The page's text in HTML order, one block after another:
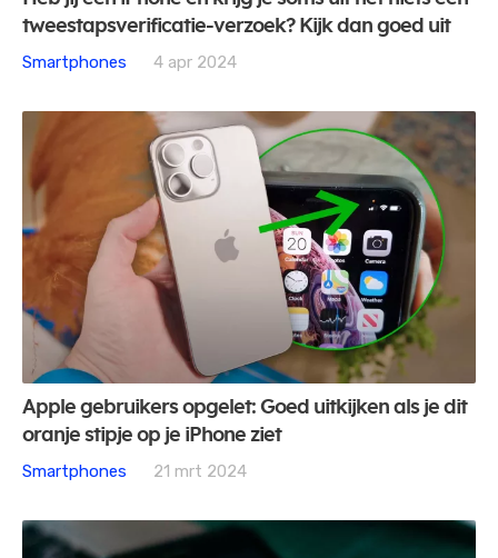
tweestapsverificatie-verzoek? Kijk dan goed uit
Smartphones
4 apr 2024
Apple gebruikers opgelet: Goed uitkijken als je dit
oranje stipje op je iPhone ziet
Smartphones
21 mrt 2024